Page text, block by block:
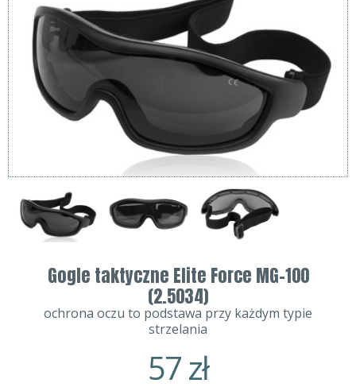
Gogle taktyczne Elite Force MG-100
(2.5034)
ochrona oczu to podstawa przy każdym typie
strzelania
57zł